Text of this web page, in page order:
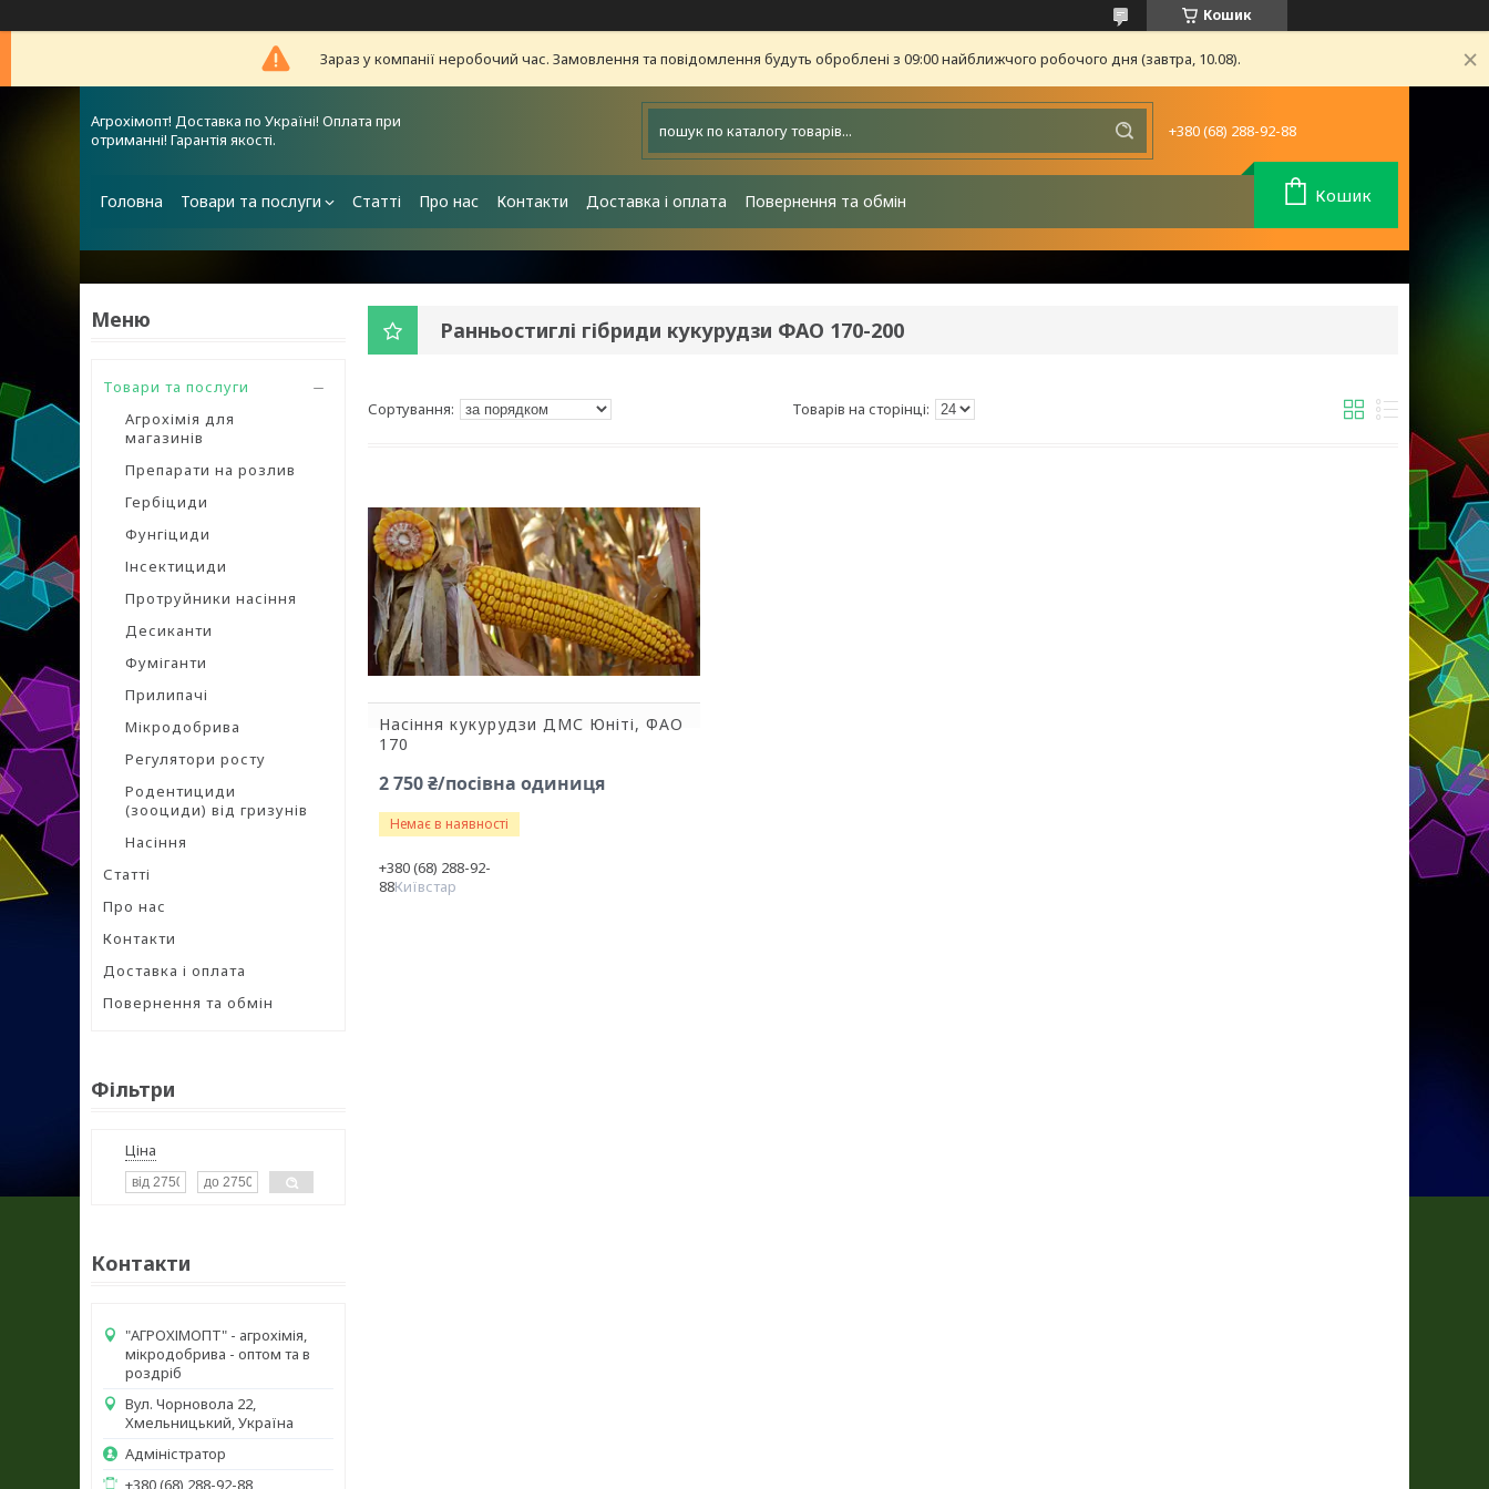
Кошик
Зараз у компанії неробочий час. Замовлення та повідомлення будуть оброблені з 09:00 найближчого робочого дня (завтра, 10.08).
Агрохімопт! Доставка по Україні! Оплата при
отриманні! Гарантія якості.
+380 (68) 288-92-88
Головна Товари та послуги Статті Про нас Контакти Доставка і оплата Повернення та обмін Кошик
Товари та послуги
Агрохімія для
магазинів
Препарати на розлив
Гербіциди
Фунгіциди
Інсектициди
Протруйники насіння
Десиканти
Фуміганти
Прилипачі
Мікродобрива
Регулятори росту
Родентициди
(зооциди) від гризунів
Насіння
Статті
Про нас
Контакти
Доставка і оплата
Повернення та обмін
Фільтри
Ціна
Контакти
"АГРОХІМОПТ" - агрохімія,
мікродобрива - оптом та в
роздріб
Вул. Чорновола 22,
Хмельницький, Україна
Адміністратор
+380 (68) 288-92-88
Ранньостиглі гібриди кукурудзи ФАО 170-200
Насіння кукурудзи ДМС Юніті, ФАО
170
2 750 ₴/посівна одиниця
Немає в наявності
+380 (68) 288-92-
88Київстар